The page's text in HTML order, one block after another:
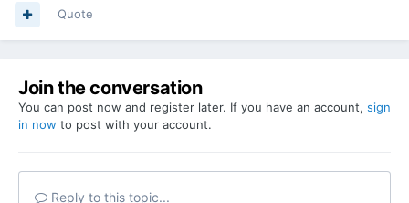
Quote
Join the conversation
You can post now and register later. If you have an account, sign
in now to post with your account.
Reply to this topic...